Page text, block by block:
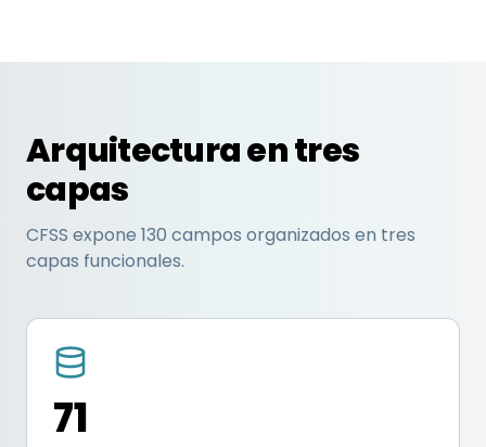
Arquitectura en tres
capas
CFSS expone 130 campos organizados en tres
capas funcionales.
71